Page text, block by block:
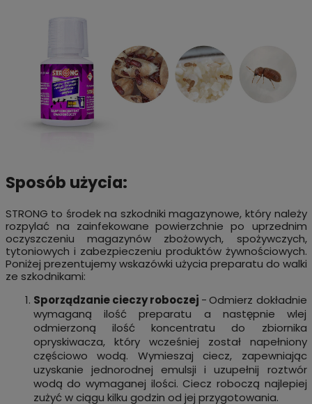
Sposób użycia:
STRONG to środek na szkodniki magazynowe, który należy
rozpylać na zainfekowane powierzchnie po uprzednim
oczyszczeniu magazynów zbożowych, spożywczych,
tytoniowych i zabezpieczeniu produktów żywnościowych.
Poniżej prezentujemy wskazówki użycia preparatu do walki
ze szkodnikami:
Sporządzanie cieczy roboczej - Odmierz dokładnie
wymaganą ilość preparatu a następnie wlej
odmierzoną ilość koncentratu do zbiornika
opryskiwacza, który wcześniej został napełniony
częściowo wodą. Wymieszaj ciecz, zapewniając
uzyskanie jednorodnej emulsji i uzupełnij roztwór
wodą do wymaganej ilości. Ciecz roboczą najlepiej
zużyć w ciągu kilku godzin od jej przygotowania.